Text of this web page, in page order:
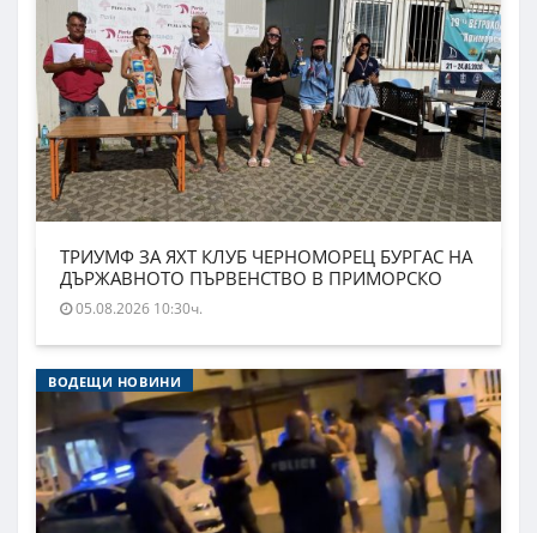
ТРИУМФ ЗА ЯХТ КЛУБ ЧЕРНОМОРЕЦ БУРГАС НА
ДЪРЖАВНОТО ПЪРВЕНСТВО В ПРИМОРСКО
05.08.2026 10:30ч.
ВОДЕЩИ НОВИНИ